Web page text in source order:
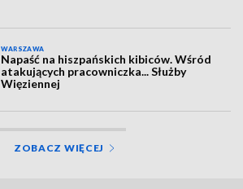
WARSZAWA
Napaść na hiszpańskich kibiców. Wśród
atakujących pracowniczka... Służby
Więziennej
ZOBACZ WIĘCEJ